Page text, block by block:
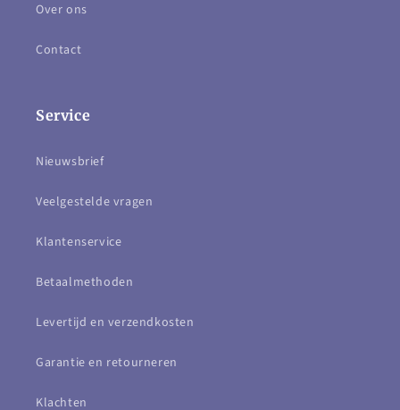
Over ons
Contact
Service
Nieuwsbrief
Veelgestelde vragen
Klantenservice
Betaalmethoden
Levertijd en verzendkosten
Garantie en retourneren
Klachten